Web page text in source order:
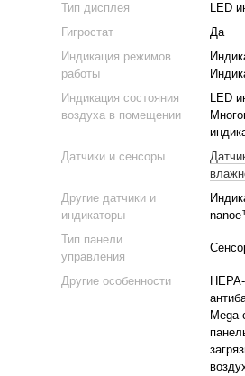
Тип дисплея
LED
Гигростат
Да
Индикация режимов
работы
Индикация состояния
воздуха в помещении
LED
Датчики и сенсоры
Другие датчики и
индикаторы
Тип панели
управления
Другие особенности
Mega